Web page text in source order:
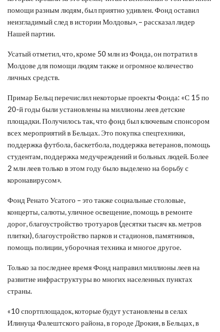
помощи разным людям, был приятно удивлен. Фонд оставил
неизгладимый след в истории Молдовы», – рассказал лидер
Нашей партии.
Усатый отметил, что, кроме 50 млн из Фонда, он потратил в
Молдове для помощи людям также и огромное количество
личных средств.
Примар Бельц перечислил некоторые проекты Фонда: «С 15 по
20-й годы были установлены на миллионы леев детские
площадки. Получилось так, что фонд был ключевым спонсором
всех мероприятий в Бельцах. Это покупка спецтехники,
поддержка футбола, баскетбола, поддержка ветеранов, помощь
студентам, поддержка медучреждений и больных людей. Более
2 млн леев только в этом году было выделено на борьбу с
коронавирусом».
Фонд Ренато Усатого – это также социальные столовые,
концерты, салюты, уличное освещение, помощь в ремонте
дорог, благоустройство тротуаров (десятки тысяч кв. метров
плитки), благоустройство парков и стадионов, памятников,
помощь полиции, уборочная техника и многое другое.
Только за последнее время Фонд направил миллионы леев на
развитие инфраструктуры во многих населенных пунктах
страны.
«10 спортплощадок, которые будут установлены в селах
Илинуца Фалештского района, в городе Дрокия, в Бельцах, в